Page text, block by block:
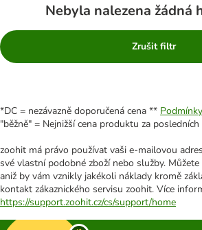
Nebyla nalezena žádná
Zrušit filtr
*DC = nezávazně doporučená cena **
"běžně" = Nejnižší cena produktu za
zoohit má právo používat vaši e-mailovou
své vlastní podobné zboží nebo služby.
aniž by vám vznikly jakékoli náklady kromě
kontakt zákaznického servisu zoohit. Více
https://support.zoohit.cz/cs/support/home